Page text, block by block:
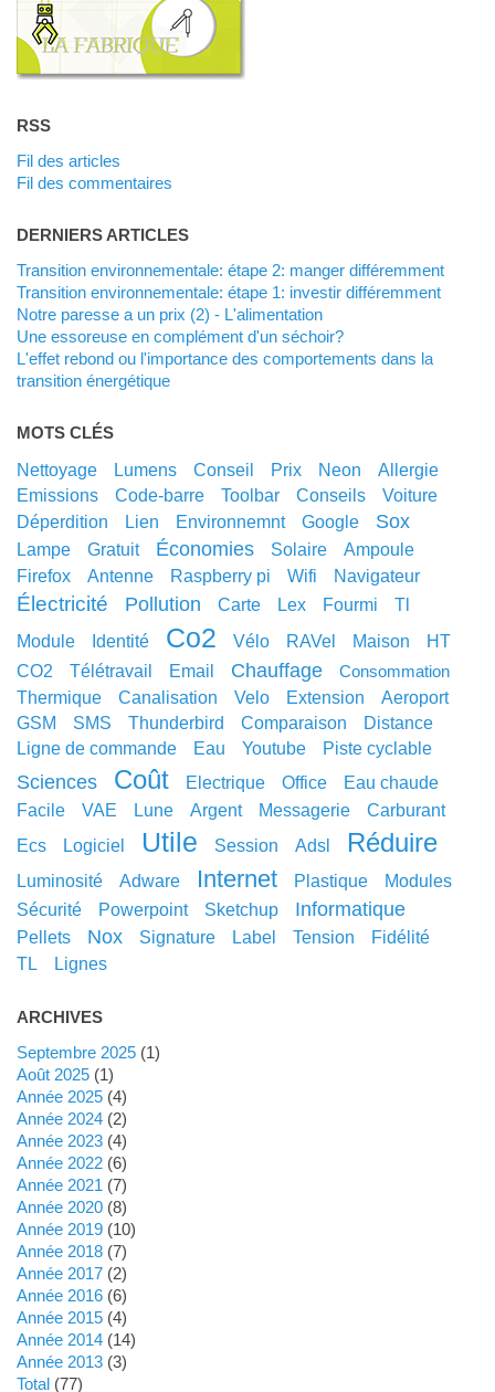
RSS
Fil des articles
Fil des commentaires
DERNIERS ARTICLES
Transition environnementale: étape 2: manger différemment
Transition environnementale: étape 1: investir différemment
Notre paresse a un prix (2) - L'alimentation
Une essoreuse en complément d'un séchoir?
L'effet rebond ou l'importance des comportements dans la
transition énergétique
MOTS CLÉS
nettoyage lumens conseil prix neon
allergie
emissions
code-barre toolbar conseils
voiture
déperdition
lien environnemnt google sox
lampe gratuit économies solaire
ampoule
Firefox
antenne raspberry pi wifi navigateur
électricité pollution carte lex fourmi
tl
module
identité co2 vélo RAVel maison
HT
CO2
télétravail email chauffage consommation
thermique canalisation velo extension
aeroport
GSM
SMS thunderbird comparaison
distance
ligne de commande
eau youtube piste cyclable
sciences coût electrique office
eau chaude
facile
VAE lune argent messagerie
carburant
ecs
logiciel utile session adsl réduire
luminosité adware internet plastique
modules
sécurité
powerpoint sketchup informatique
pellets nox signature label tension
fidélité
TL
lignes
ARCHIVES
septembre 2025(1)
août 2025(1)
année 2025(4)
année 2024(2)
année 2023(4)
année 2022(6)
année 2021 (7)
année 2020(8)
année 2019(10)
année 2018(7)
année 2017(2)
année 2016(6)
année 2015(4)
année 2014(14)
année 2013(3)
total (77)